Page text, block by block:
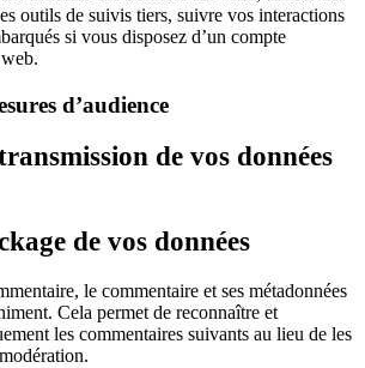
outils de suivis tiers, suivre vos interactions
si vous disposez d’un compte
d’audience
de vos données
de vos données
le commentaire et ses métadonnées
Cela permet de reconnaître et
les commentaires suivants au lieu de les